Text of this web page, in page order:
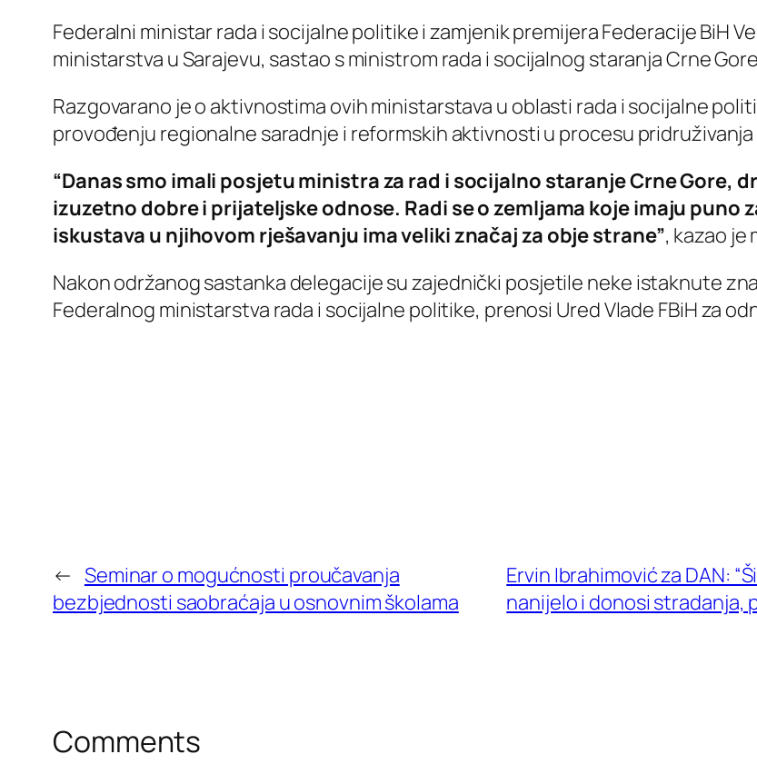
Federalni ministar rada i socijalne politike i zamjenik premijera Federacije BiH
ministarstva u Sarajevu, sastao s ministrom rada i socijalnog staranja Crne
Razgovarano je o aktivnostima ovih ministarstava u oblasti rada i socijalne
provođenju regionalne saradnje i reformskih aktivnosti u procesu pridruživanja
“Danas smo imali posjetu ministra za rad i socijalno staranje Crne Gore,
izuzetno dobre i prijateljske odnose. Radi se o zemljama koje imaju
iskustava u njihovom rješavanju ima veliki značaj za obje strane”, kazao je
Nakon održanog sastanka delegacije su zajednički posjetile neke istaknute
Federalnog ministarstva rada i socijalne politike, prenosi Ured Vlade FBiH za
← Seminar o mogućnosti proučavanja
bezbjednosti saobraćaja u osnovnim školama
Ervin Ibrahimović za DAN:
nanijelo i donosi stradanja,
Comments